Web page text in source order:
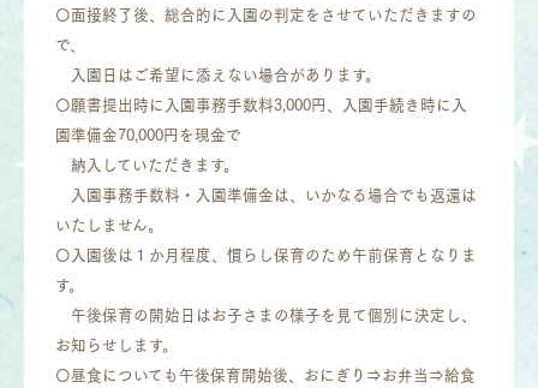
〇面接終了後、総合的に入園の判定をさせていただきますの
で、
入園日はご希望に添えない場合があります。
〇願書提出時に入園事務手数料3,000円、入園手続き時に入
園準備金70,000円を現金で
納入していただきます。
入園事務手数料・入園準備金は、いかなる場合でも返還は
いたしません。
〇入園後は１か月程度、慣らし保育のため午前保育となりま
す。
午後保育の開始日はお子さまの様子を見て個別に決定し、
お知らせします。
〇昼食についても午後保育開始後、おにぎり⇒お弁当⇒給食